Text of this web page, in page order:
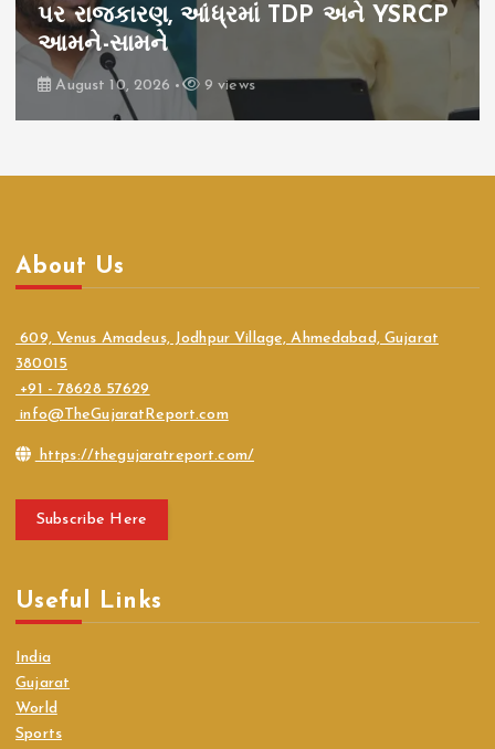
પર રાજકારણ, આંધ્રમાં TDP અને YSRCP
આમને-સામને
August 10, 2026 9 views
About Us
609, Venus Amadeus, Jodhpur Village, Ahmedabad, Gujarat
380015
+91 - 78628 57629
info@TheGujaratReport.com
https://thegujaratreport.com/
Subscribe Here
Useful Links
India
Gujarat
World
Sports